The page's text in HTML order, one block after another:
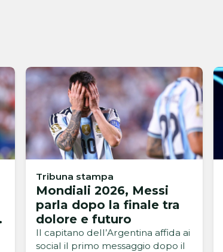
Tribuna stampa
Mondiali 2026, Messi
parla dopo la finale tra
dolore e futuro
Il capitano dell’Argentina affida ai
social il primo messaggio dopo il